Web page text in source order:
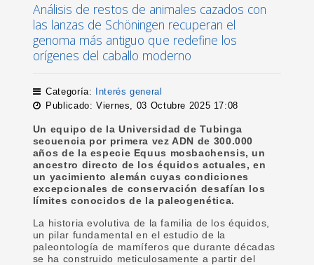
Análisis de restos de animales cazados con
las lanzas de Schöningen recuperan el
genoma más antiguo que redefine los
orígenes del caballo moderno
Categoría:
Interés general
Publicado: Viernes, 03 Octubre 2025 17:08
Un equipo de la Universidad de Tubinga
secuencia por primera vez ADN de 300.000
años de la especie Equus mosbachensis, un
ancestro directo de los équidos actuales, en
un yacimiento alemán cuyas condiciones
excepcionales de conservación desafían los
límites conocidos de la paleogenética.
La historia evolutiva de la familia de los équidos,
un pilar fundamental en el estudio de la
paleontología de mamíferos que durante décadas
se ha construido meticulosamente a partir del